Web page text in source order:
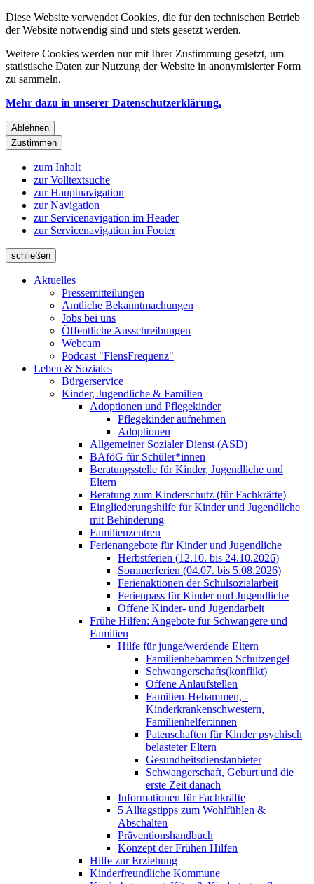
Diese Website verwendet Cookies, die für den technischen Betrieb
der Website notwendig sind und stets gesetzt werden.
Weitere Cookies werden nur mit Ihrer Zustimmung gesetzt, um
statistische Daten zur Nutzung der Website in anonymisierter Form
zu sammeln.
Mehr dazu in unserer Datenschutzerklärung.
Ablehnen
Zustimmen
zum Inhalt
zur Volltextsuche
zur Hauptnavigation
zur Navigation
zur Servicenavigation im Header
zur Servicenavigation im Footer
schließen
Aktuelles
Pressemitteilungen
Amtliche Bekanntmachungen
Jobs bei uns
Öffentliche Ausschreibungen
Webcam
Podcast "FlensFrequenz"
Leben & Soziales
Bürgerservice
Kinder, Jugendliche & Familien
Adoptionen und Pflegekinder
Pflegekinder aufnehmen
Adoptionen
Allgemeiner Sozialer Dienst (ASD)
BAföG für Schüler*innen
Beratungsstelle für Kinder, Jugendliche und
Eltern
Beratung zum Kinderschutz (für Fachkräfte)
Eingliederungshilfe für Kinder und Jugendliche
mit Behinderung
Familienzentren
Ferienangebote für Kinder und Jugendliche
Herbstferien (12.10. bis 24.10.2026)
Sommerferien (04.07. bis 5.08.2026)
Ferienaktionen der Schulsozialarbeit
Ferienpass für Kinder und Jugendliche
Offene Kinder- und Jugendarbeit
Frühe Hilfen: Angebote für Schwangere und
Familien
Hilfe für junge/werdende Eltern
Familienhebammen Schutzengel
Schwangerschafts(konflikt)
Offene Anlaufstellen
Familien-Hebammen, -
Kinderkrankenschwestern,
Familienhelfer:innen
Patenschaften für Kinder psychisch
belasteter Eltern
Gesundheitsdienstanbieter
Schwangerschaft, Geburt und die
erste Zeit danach
Informationen für Fachkräfte
5 Alltagstipps zum Wohlfühlen &
Abschalten
Präventionshandbuch
Konzept der Frühen Hilfen
Hilfe zur Erziehung
Kinderfreundliche Kommune